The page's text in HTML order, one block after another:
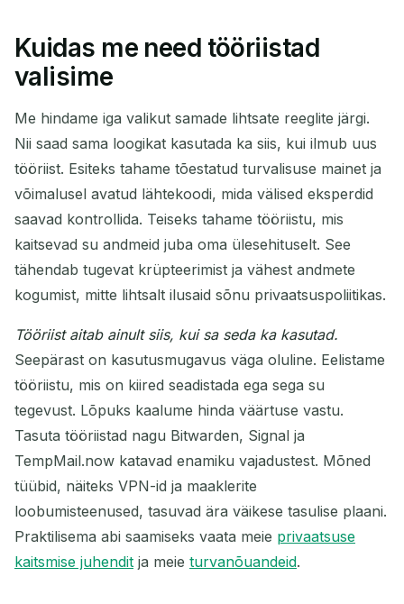
Kuidas me need tööriistad
valisime
Me hindame iga valikut samade lihtsate reeglite järgi.
Nii saad sama loogikat kasutada ka siis, kui ilmub uus
tööriist. Esiteks tahame tõestatud turvalisuse mainet ja
võimalusel avatud lähtekoodi, mida välised eksperdid
saavad kontrollida. Teiseks tahame tööriistu, mis
kaitsevad su andmeid juba oma ülesehituselt. See
tähendab tugevat krüpteerimist ja vähest andmete
kogumist, mitte lihtsalt ilusaid sõnu privaatsuspoliitikas.
Tööriist aitab ainult siis, kui sa seda ka kasutad.
Seepärast on kasutusmugavus väga oluline. Eelistame
tööriistu, mis on kiired seadistada ega sega su
tegevust. Lõpuks kaalume hinda väärtuse vastu.
Tasuta tööriistad nagu Bitwarden, Signal ja
TempMail.now katavad enamiku vajadustest. Mõned
tüübid, näiteks VPN-id ja maaklerite
loobumisteenused, tasuvad ära väikese tasulise plaani.
Praktilisema abi saamiseks vaata meie privaatsuse
kaitsmise juhendit ja meie turvanõuandeid.